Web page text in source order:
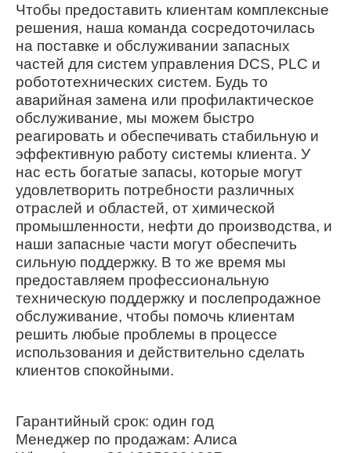
Чтобы предоставить клиентам комплексные
решения, наша команда сосредоточилась
на поставке и обслуживании запасных
частей для систем управления DCS, PLC и
робототехнических систем. Будь то
аварийная замена или профилактическое
обслуживание, мы можем быстро
реагировать и обеспечивать стабильную и
эффективную работу системы клиента. У
нас есть богатые запасы, которые могут
удовлетворить потребности различных
отраслей и областей, от химической
промышленности, нефти до производства, и
наши запасные части могут обеспечить
сильную поддержку. В то же время мы
предоставляем профессиональную
техническую поддержку и послепродажное
обслуживание, чтобы помочь клиентам
решить любые проблемы в процессе
использования и действительно сделать
клиентов спокойными.
Гарантийный срок: один год
Менеджер по продажам: Алиса